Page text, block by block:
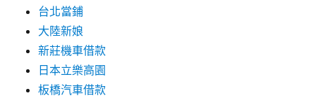
台北當鋪
大陸新娘
新莊機車借款
日本立樂高園
板橋汽車借款